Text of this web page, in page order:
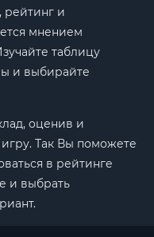
и
мнением
таблицу
и выбирайте
оценив и
Так Вы поможете
в рейтинге
и выбрать